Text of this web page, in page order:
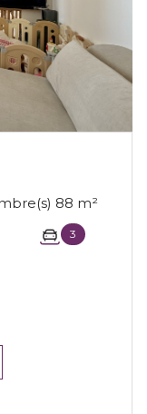
Appartement 3 pièce(s) 2 chambre(s) 88 m²
3